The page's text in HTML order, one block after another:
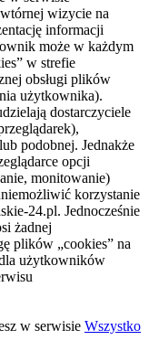
wizycie na
informacji
może w każdym
w strefie
obsługi plików
użytkownika).
dostarczyciele
podobnej. Jednakże
opcji
monitowanie)
korzystanie
24.pl. Jednocześnie
żadnej
plików „cookies” na
użytkowników
w serwisie Wszystko